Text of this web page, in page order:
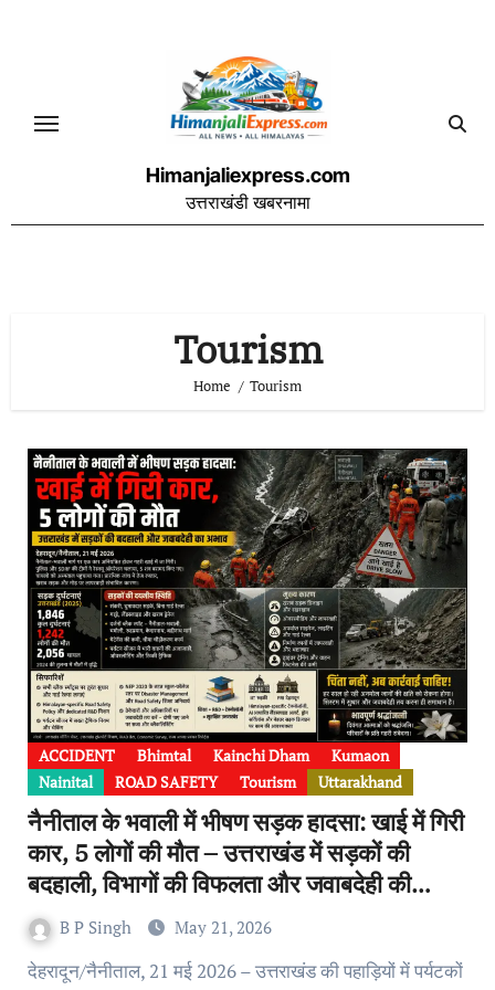
Himanjaliexpress.com
उत्तराखंडी खबरनामा
Tourism
Home Tourism
ACCIDENT Bhimtal Kainchi Dham
Kumaon
Nainital
ROAD SAFETY Tourism Uttarakhand
नैनीताल के भवाली में भीषण सड़क हादसा: खाई में गिरी
कार, 5 लोगों की मौत – उत्तराखंड में सड़कों की
बदहाली, विभागों की विफलता और जवाबदेही की
आवश्यकता
B P Singh May 21, 2026
देहरादून/नैनीताल, 21 मई 2026 – उत्तराखंड की पहाड़ियों में पर्यटकों